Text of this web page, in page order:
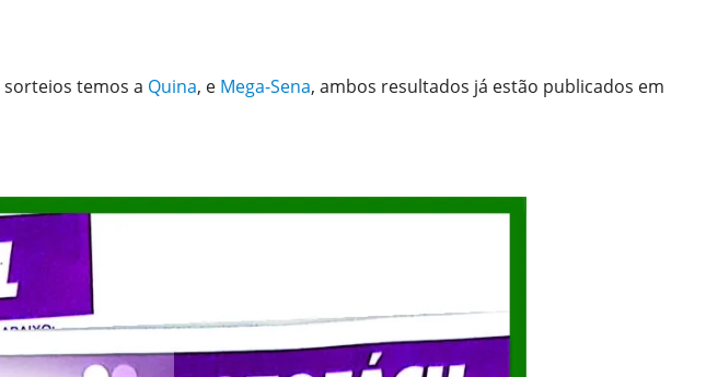
temos a Quina, e Mega-Sena, ambos resultados já estão publicados em